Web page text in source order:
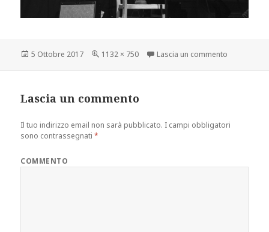
Scritto
5 Ottobre 2017
Dimensione
1132 × 750 Lascia un commento
Lascia un commento
Il tuo indirizzo email non sarà pubblicato. I campi obbligatori
sono contrassegnati*
COMMENTO